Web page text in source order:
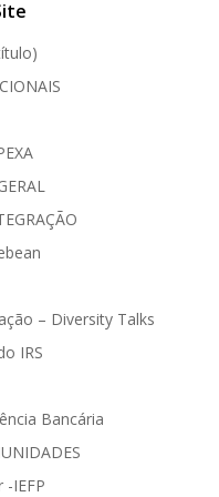
– Diversity Talks
IRS
Bancária
-IEFP